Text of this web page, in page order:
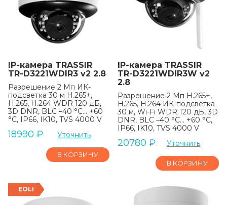
IP-камера TRASSIR
TR-D3221WDIR3 v2 2.8
Разрешение 2 Мп ИК-
подсветка 30 м H.265+,
H.265, H.264 WDR 120 дБ,
3D DNR, BLC –40 °C… +60
°C, IP66, IK10, TVS 4000 V
18990 ₽ Уточнить
В КОРЗИНУ
IP-камера TRASSIR
TR-D3221WDIR3W v2
2.8
Разрешение 2 Мп H.265+,
H.265, H.264 ИК-подсветка
30 м, Wi-Fi WDR 120 дБ, 3D
DNR, BLC –40 °C… +60 °C,
IP66, IK10, TVS 4000 V
20780 ₽ Уточнить
В КОРЗИНУ
EOL!